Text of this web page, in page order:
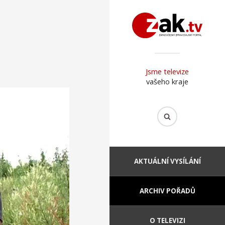
Jsme televize
vašeho kraje
AKTUÁLNÍ VYSÍLÁNÍ
ARCHIV POŘADŮ
O TELEVIZI